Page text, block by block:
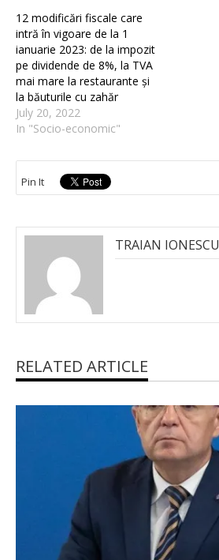
12 modificări fiscale care
intră în vigoare de la 1
ianuarie 2023: de la impozit
pe dividende de 8%, la TVA
mai mare la restaurante și
la băuturile cu zahăr
July 20, 2022
In "Socio-economic"
Pin It
TRAIAN IONESCU
RELATED ARTICLE